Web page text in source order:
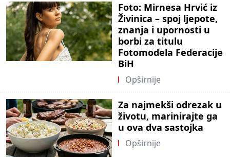
Foto: Mirnesa Hrvić iz
Živinica – spoj ljepote,
znanja i upornosti u
borbi za titulu
Fotomodela Federacije
BiH
Opširnije
Za najmekši odrezak u
životu, marinirajte ga
u ova dva sastojka
Opširnije